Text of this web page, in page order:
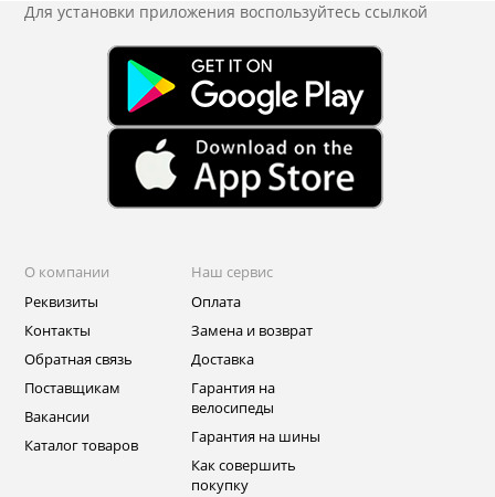
Для установки приложения воспользуйтесь ссылкой
О компании
Реквизиты
Контакты
Обратная связь
Поставщикам
Вакансии
Каталог товаров
Наш сервис
Оплата
Замена и возврат
Доставка
Гарантия на
велосипеды
Гарантия на шины
Как совершить
покупку